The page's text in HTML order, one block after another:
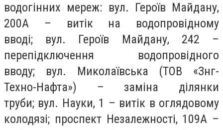
водогінних мереж: вул. Героїв Майдану,
200А – витік на водопровідному
вводі; вул. Героїв Майдану, 242 –
перепідключення водопровідного
вводу; вул. Миколаївська (ТОВ «Знг-
Техно-Нафта») – заміна ділянки
труби; вул. Науки, 1 – витік в оглядовому
колодязі; проспект Незалежності, 109А –